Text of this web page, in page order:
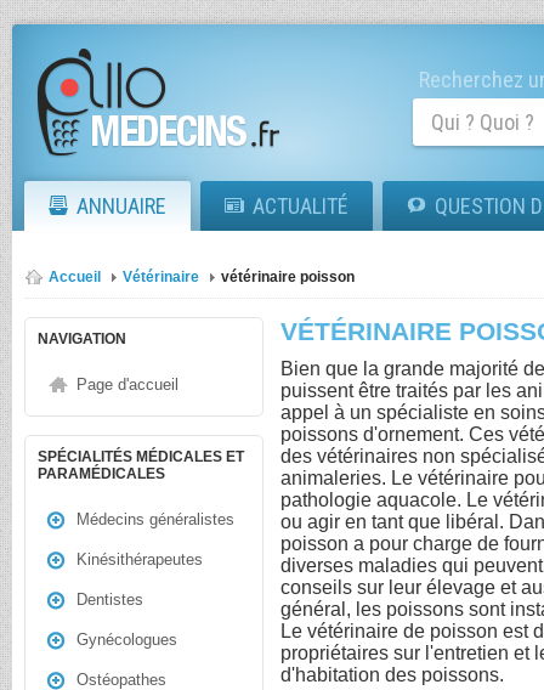
Recherchez
ANNUAIRE ACTUALITÉ QUESTION
Accueil Vétérinaire vétérinaire poisson
NAVIGATION
Page d'accueil
SPÉCIALITÉS MÉDICALES ET
PARAMÉDICALES
Médecins généralistes
Kinésithérapeutes
Dentistes
Gynécologues
Ostéopathes
VÉTÉRINAIRE
Bien que la grande majorité
puissent être traités par les
appel à un spécialiste en
poissons d'ornement. Ces
des vétérinaires non
animaleries. Le vétérinaire
pathologie aquacole. Le
ou agir en tant que libéral.
poisson a pour charge de
diverses maladies qui
conseils sur leur élevage et
général, les poissons sont
Le vétérinaire de poisson est
propriétaires sur l'entretien et
d'habitation des poissons.